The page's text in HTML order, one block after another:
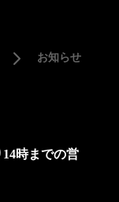
5 お知らせ
時までの営